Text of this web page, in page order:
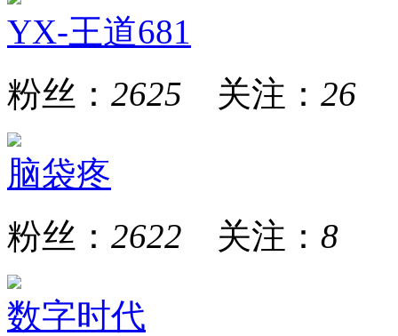
YX-王道681
粉丝： 2625 关注： 26
脑袋疼
粉丝： 2622 关注： 8
数字时代